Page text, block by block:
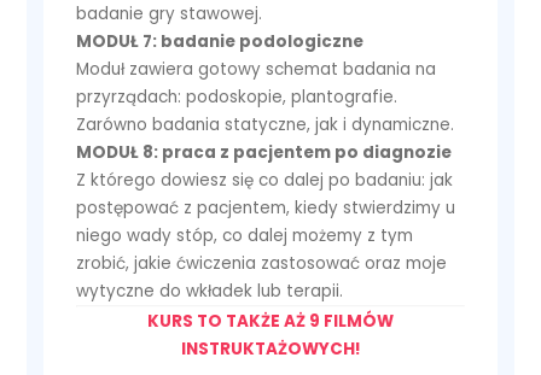
badanie gry stawowej.
MODUŁ 7: badanie podologiczne
Moduł zawiera gotowy schemat badania na
przyrządach: podoskopie, plantografie.
Zarówno badania statyczne, jak i dynamiczne.
MODUŁ 8: praca z pacjentem po diagnozie
Z którego dowiesz się co dalej po badaniu: jak
postępować z pacjentem, kiedy stwierdzimy u
niego wady stóp, co dalej możemy z tym
zrobić, jakie ćwiczenia zastosować oraz moje
wytyczne do wkładek lub terapii.
KURS TO TAKŻE AŻ 9 FILMÓW
INSTRUKTAŻOWYCH!